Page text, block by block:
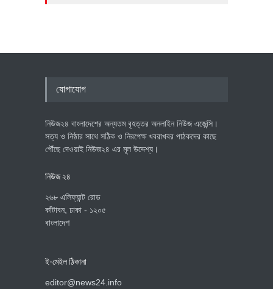
যোগাযোগ
নিউজ২৪ বাংলাদেশের অন্যতম বৃহত্তর অনলাইন নিউজ এজেন্সি।
সত্য ও নিষ্ঠার সাথে সঠিক ও নিরপেক্ষ খবরাখবর পাঠকদের কাছে
পৌঁছে দেওয়াই নিউজ২৪ এর মূল উদ্দেশ্য।
নিউজ ২৪
২৬৮ এলিফ্যান্ট রোড
কাঁটাবন, ঢাকা - ১২০৫
বাংলাদেশ
ই-মেইল ঠিকানা
editor@news24.info